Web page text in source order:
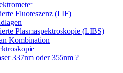
Fluoreszenz (LIF)
Plasmaspektroskopie (LIBS)
Kombination
337nm oder 355nm ?